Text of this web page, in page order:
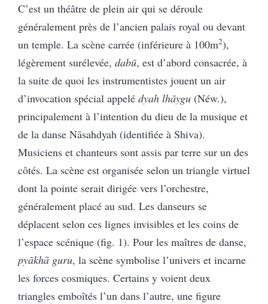
C’est un théâtre de plein air qui se déroule
généralement près de l’ancien palais royal ou devant
un temple. La scène carrée (inférieure à 100m2),
légèrement surélevée, dabū, est d’abord consacrée, à
la suite de quoi les instrumentistes jouent un air
d’invocation spécial appelé dyah lhāygu (Néw.),
principalement à l’intention du dieu de la musique et
de la danse Nāsahdyah (identifiée à Shiva).
Musiciens et chanteurs sont assis par terre sur un des
côtés. La scène est organisée selon un triangle virtuel
dont la pointe serait dirigée vers l’orchestre,
généralement placé au sud. Les danseurs se
déplacent selon ces lignes invisibles et les coins de
l’espace scénique (fig. 1). Pour les maîtres de danse,
pyākhã guru, la scène symbolise l’univers et incarne
les forces cosmiques. Certains y voient deux
triangles emboîtés l’un dans l’autre, une figure